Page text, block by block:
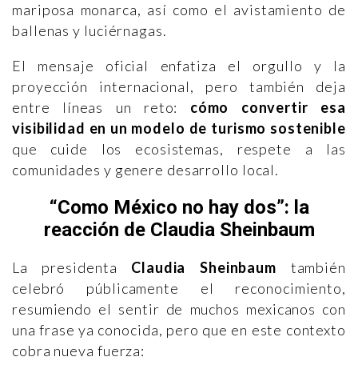
mariposa monarca, así como el avistamiento de
ballenas y luciérnagas.
El mensaje oficial enfatiza el orgullo y la
proyección internacional, pero también deja
entre líneas un reto: cómo convertir esa
visibilidad en un modelo de turismo sostenible
que cuide los ecosistemas, respete a las
comunidades y genere desarrollo local.
“Como México no hay dos”: la
reacción de Claudia Sheinbaum
La presidenta Claudia Sheinbaum también
celebró públicamente el reconocimiento,
resumiendo el sentir de muchos mexicanos con
una frase ya conocida, pero que en este contexto
cobra nueva fuerza: